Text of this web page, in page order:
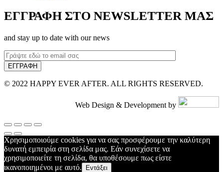
ΕΓΓΡΑΦΗ ΣΤΟ NEWSLETTER ΜΑΣ
and stay up to date with our news
© 2022 HAPPY EVER AFTER. ALL RIGHTS RESERVED.
Web Design & Development by
Χρησιμοποιούμε cookies για να σας προσφέρουμε την καλύτερη
δυνατή εμπειρία στη σελίδα μας. Εάν συνεχίσετε να
χρησιμοποιείτε τη σελίδα, θα υποθέσουμε πως είστε
ικανοποιημένοι με αυτό.
Εντάξει